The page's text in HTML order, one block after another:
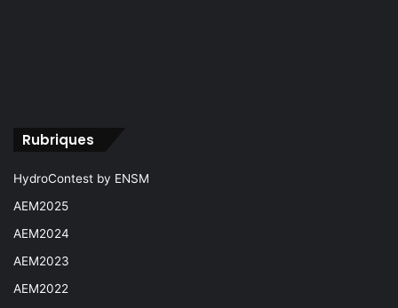
Rubriques
HydroContest by ENSM
AEM2025
AEM2024
AEM2023
AEM2022